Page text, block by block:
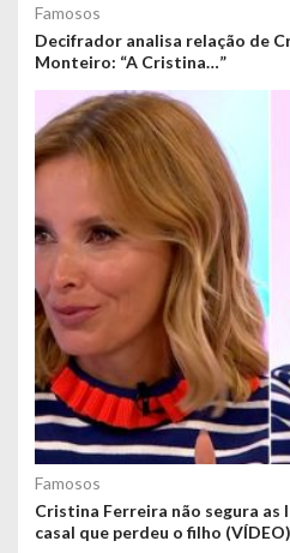
Famosos
Decifrador analisa relação de
Monteiro: “A Cristina…”
Famosos
Cristina Ferreira não segura as
casal que perdeu o filho (VÍDEO)